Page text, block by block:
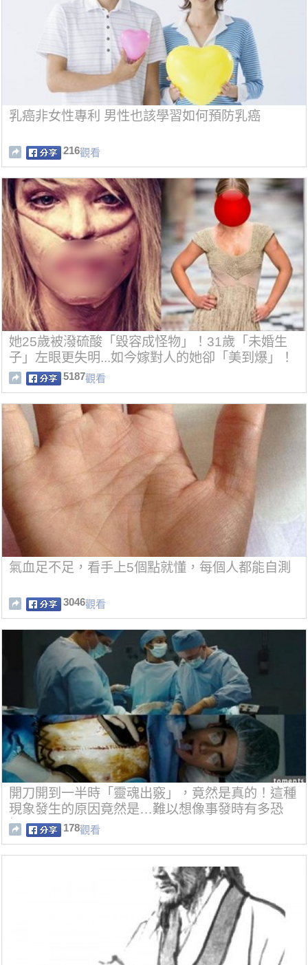
乳癌非女性專利 男性也該學習如何預防乳癌
216觀看
她25歲被潑硫酸「毀容成怪物」！31歲「未婚生
子」左眼更失明...如今嫁對人的她卻「美到爆」！
5187觀看
氣血足不足，看手上5個點就懂，每個人都能自測
3046觀看
開刀開到一半時「靈魂出竅」，竟然是真的！這種
現象發生的原因竟然是…難以想像事發時有多恐
懼！
178觀看